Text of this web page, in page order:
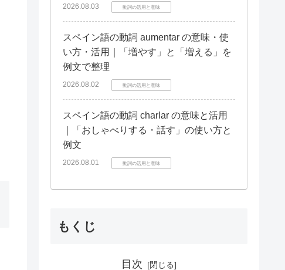
2026.08.03 動詞の活用と意味
スペイン語の動詞 aumentar の意味・使
い方・活用｜「増やす」と「増える」を
例文で整理
2026.08.02 動詞の活用と意味
スペイン語の動詞 charlar の意味と活用
｜「おしゃべりする・話す」の使い方と
例文
2026.08.01 動詞の活用と意味
もくじ
目次